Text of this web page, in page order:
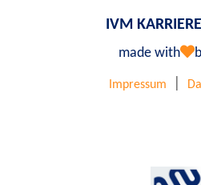
IVM
made with
Impressum